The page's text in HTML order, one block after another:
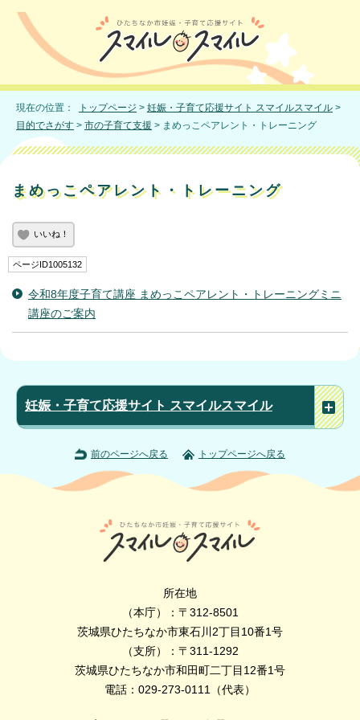
現在の位置： トップページ > 妊娠・子育て応援サイト スマイルスマイル >
目的でさがす > 市の子育て支援 > まめっこペアレント・トレーニング
まめっこペアレント・トレーニング
いいね！
ページID1005132
令和8年度子育て講座 まめっこペアレント・トレーニングミニ
講座のご案内
妊娠・子育て応援サイト スマイルスマイル
前のページへ戻る トップページへ戻る
所在地
（本庁）：〒312-8501
茨城県ひたちなか市東石川2丁目10番1号
（支所）：〒311-1292
茨城県ひたちなか市和田町二丁目12番1号
電話：029-273-0111（代表）